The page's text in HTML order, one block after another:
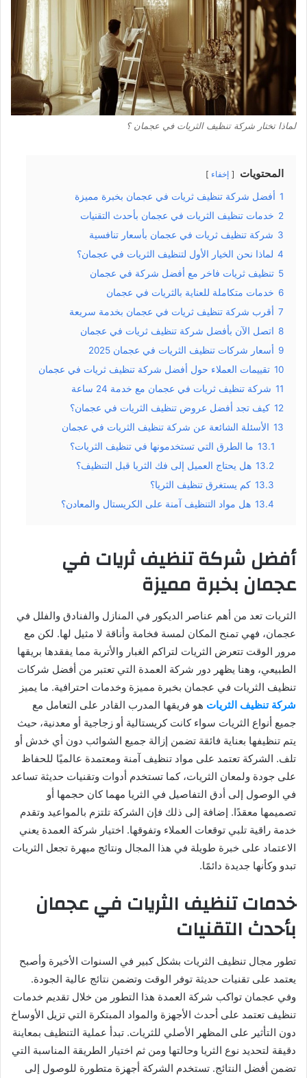
لماذا تختار شركة تنظيف الثريات في عجمان ؟
المحتويات إخفاء
1 أفضل شركة تنظيف ثريات في عجمان بخبرة مميزة
2 خدمات تنظيف الثريات في عجمان بأحدث التقنيات
3 شركة تنظيف ثريات في عجمان بأسعار تنافسية
4 لماذا نحن الخيار الأول لتنظيف الثريات في عجمان؟
5 تنظيف ثريات فاخر مع أفضل شركة في عجمان
6 خدمات متكاملة للعناية بالثريات في عجمان
7 أقرب شركة تنظيف ثريات في عجمان بخدمة سريعة
8 اتصل الآن بأفضل شركة تنظيف ثريات في عجمان
9 أسعار شركات تنظيف الثريات في عجمان 2025
10 تقييمات العملاء حول أفضل شركة تنظيف ثريات في عجمان
11 شركة تنظيف ثريات في عجمان مع خدمة 24 ساعة
12 كيف تجد أفضل عروض تنظيف الثريات في عجمان؟
13 الأسئلة الشائعة عن شركة تنظيف الثريات في عجمان
13.1 ما الطرق التي تستخدمونها في تنظيف الثريات؟
13.2 هل يحتاج العميل إلى فك الثريا قبل التنظيف؟
13.3 كم يستغرق تنظيف الثريا؟
13.4 هل مواد التنظيف آمنة على الكريستال والمعادن؟
أفضل شركة تنظيف ثريات في
عجمان بخبرة مميزة
الثريات تعد من أهم عناصر الديكور في المنازل والفنادق والفلل في
عجمان، فهي تمنح المكان لمسة فخامة وأناقة لا مثيل لها. لكن مع
مرور الوقت تتعرض الثريات لتراكم الغبار والأتربة مما يفقدها بريقها
الطبيعي، وهنا يظهر دور شركة العمدة التي تعتبر من أفضل شركات
تنظيف الثريات في عجمان بخبرة مميزة وخدمات احترافية. ما يميز
شركة تنظيف الثريات هو فريقها المدرب القادر على التعامل مع
جميع أنواع الثريات سواء كانت كريستالية أو زجاجية أو معدنية، حيث
يتم تنظيفها بعناية فائقة تضمن إزالة جميع الشوائب دون أي خدش أو
تلف. الشركة تعتمد على مواد تنظيف آمنة ومعتمدة عالميًا للحفاظ
على جودة ولمعان الثريات، كما تستخدم أدوات وتقنيات حديثة تساعد
في الوصول إلى أدق التفاصيل في الثريا مهما كان حجمها أو
تصميمها معقدًا. إضافة إلى ذلك فإن الشركة تلتزم بالمواعيد وتقدم
خدمة راقية تلبي توقعات العملاء وتفوقها. اختيار شركة العمدة يعني
الاعتماد على خبرة طويلة في هذا المجال ونتائج مبهرة تجعل الثريات
تبدو وكأنها جديدة دائمًا.
خدمات تنظيف الثريات في عجمان
بأحدث التقنيات
تطور مجال تنظيف الثريات بشكل كبير في السنوات الأخيرة وأصبح
يعتمد على تقنيات حديثة توفر الوقت وتضمن نتائج عالية الجودة.
وفي عجمان تواكب شركة العمدة هذا التطور من خلال تقديم خدمات
تنظيف تعتمد على أحدث الأجهزة والمواد المبتكرة التي تزيل الأوساخ
دون التأثير على المظهر الأصلي للثريات. تبدأ عملية التنظيف بمعاينة
دقيقة لتحديد نوع الثريا وحالتها ومن ثم اختيار الطريقة المناسبة التي
تضمن أفضل النتائج. تستخدم الشركة أجهزة متطورة للوصول إلى